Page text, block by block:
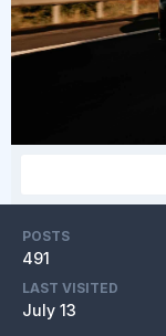
POSTS
491
LAST VISITED
July 13